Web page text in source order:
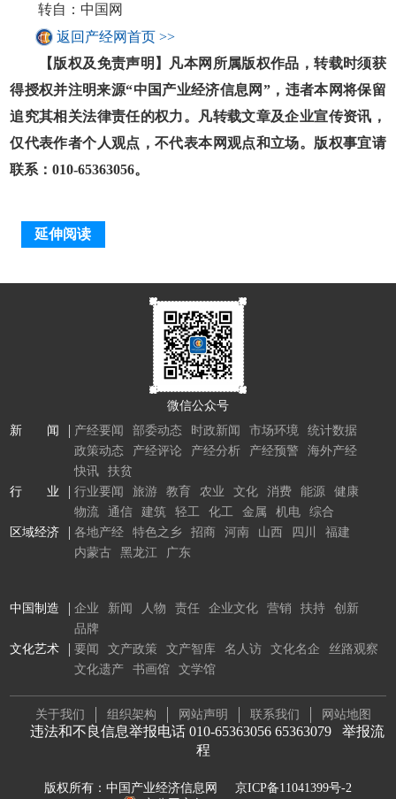
转自：中国网
返回产经网首页 >>
【版权及免责声明】凡本网所属版权作品，转载时须获
得授权并注明来源“中国产业经济信息网”，违者本网将保留
追究其相关法律责任的权力。凡转载文章及企业宣传资讯，
仅代表作者个人观点，不代表本网观点和立场。版权事宜请
联系：010-65363056。
延伸阅读
微信公众号
新 闻
产经要闻 部委动态 时政新闻 市场环境
统计数据
政策动态
产经评论 产经分析 产经预警
海外产经
快讯
扶贫
行 业
行业要闻 旅游 教育 农业 文化 消费 能源
健康
物流
通信 建筑 轻工 化工 金属 机电
综合
区域经济
各地产经 特色之乡 招商 河南 山西 四川
福建
内蒙古
黑龙江 广东
中国制造 企业 新闻 人物 责任 企业文化 营销 扶持
创新
品牌
文化艺术
要闻 文产政策 文产智库 名人访 文化名企
丝路观察
文化遗产
书画馆 文学馆
关于我们 组织架构 网站声明 联系我们 网站地图
违法和不良信息举报电话 010-65363056 65363079 举报流
程
版权所有：中国产业经济信息网
京ICP备11041399号-2